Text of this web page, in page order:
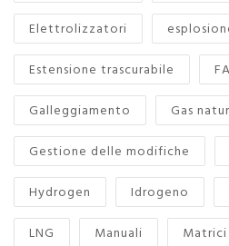
Elettrolizzatori
Estensione trascurabile
Galleggiamento
Gas
Gestione delle modifiche
Hydrogen
Idrogeno
LNG
Manuali